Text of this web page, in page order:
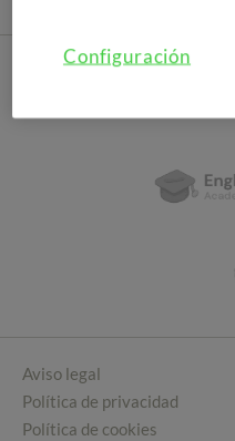
Aviso legal
Política de privacidad
Política de cookies
Configuración